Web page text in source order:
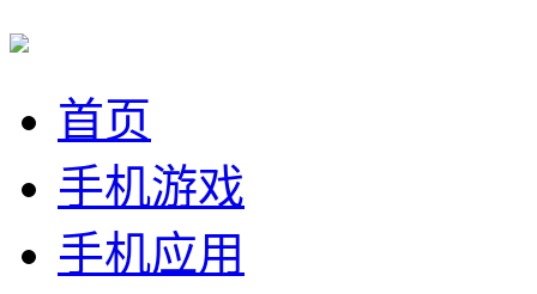
首页
手机游戏
手机应用